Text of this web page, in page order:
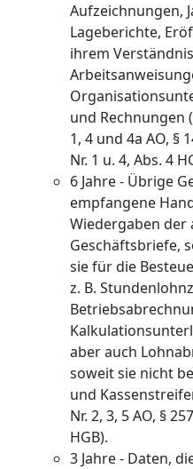
Aufzeichnungen,
Lageberichte,
ihrem
und Rechnungen
1, 4 und 4a AO, §
Nr. 1 u. 4, Abs. 4
6 Jahre - Übrige
empfangene
Wiedergaben der
Geschäftsbriefe,
sie für die
z. B.
aber auch
soweit sie nicht
und
Nr. 2, 3, 5 AO, §
HGB).
3 Jahre - Daten,